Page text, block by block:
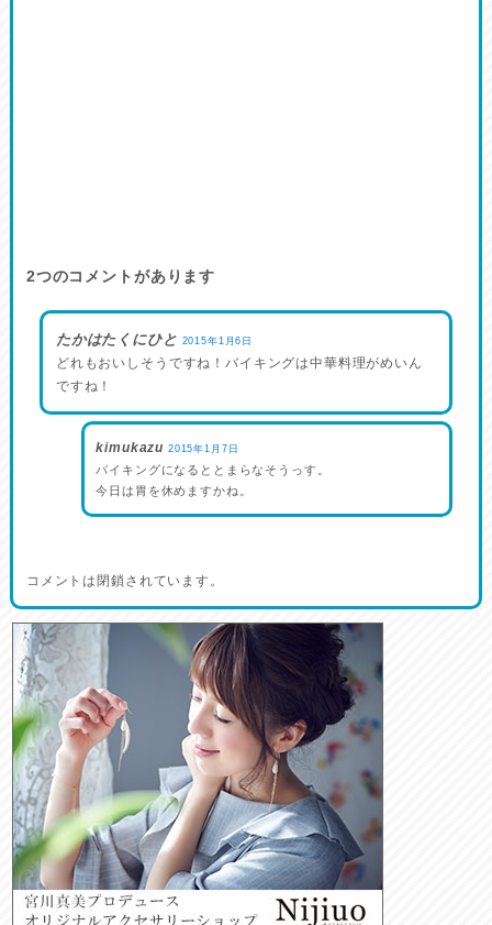
2つのコメントがあります
たかはたくにひと 2015年1月6日
どれもおいしそうですね！バイキングは中華料理がめいん
ですね！
kimukazu 2015年1月7日
バイキングになるととまらなそうっす。
今日は胃を休めますかね。
コメントは閉鎖されています。